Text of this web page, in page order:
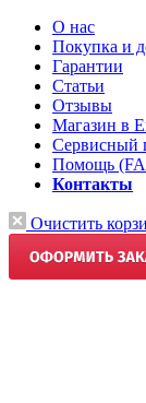
О нас
Покупка и
Гарантии
Статьи
Отзывы
Магазин в
Сервисный
Помощь
Контакты
Очистить